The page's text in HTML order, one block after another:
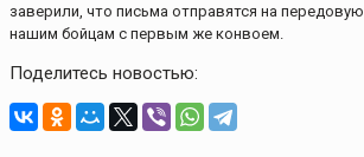
заверили, что письма отправятся на передовую
нашим бойцам с первым же конвоем.
Поделитесь новостью: